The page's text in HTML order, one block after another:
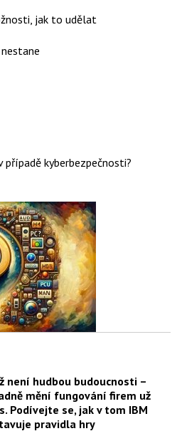
jak to udělat
kyberbezpečnosti?
není hudbou budoucnosti –
mění fungování firem už
Podívejte se, jak v tom IBM
pravidla hry